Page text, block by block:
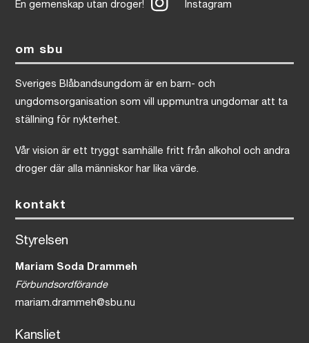
En gemenskap utan droger! Instagram
om sbu
Sveriges Blåbandsungdom är en barn- och
ungdomsorganisation som vill uppmuntra ungdomar att ta
ställning för nykterhet.
Vår vision är ett tryggt samhälle fritt från alkohol och andra
droger där alla människor har lika värde.
kontakt
Styrelsen
Mariam Soda Drammeh
Förbundsordförande
mariam.drammeh@sbu.nu
Kansliet